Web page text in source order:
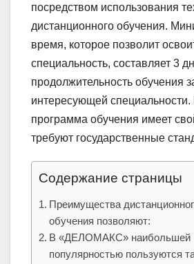
посредством использования
дистанционного обучения.
время, которое позволит
специальность, составляет 3
продолжительность обучения
интересующей
программа обучения имеет
требуют государственные
Содержание страницы
Преимущества
обучения позволяют:
В «ДЕЛОМАКС» наибольшей
популярностью пользуются